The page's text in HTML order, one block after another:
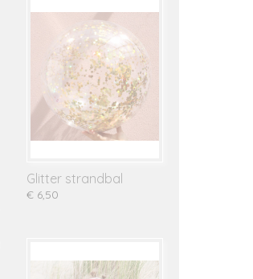
Glitter strandbal
€ 6,50